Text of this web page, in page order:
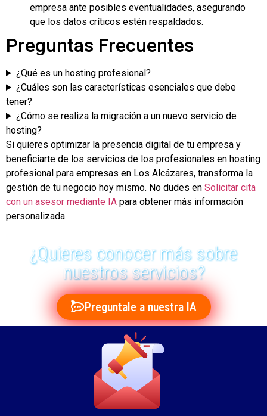
empresa ante posibles eventualidades, asegurando
que los datos críticos estén respaldados.
Preguntas Frecuentes
¿Qué es un hosting profesional?
¿Cuáles son las características esenciales que debe
tener?
¿Cómo se realiza la migración a un nuevo servicio de
hosting?
Si quieres optimizar la presencia digital de tu empresa y
beneficiarte de los servicios de los profesionales en hosting
profesional para empresas en Los Alcázares, transforma la
gestión de tu negocio hoy mismo. No dudes en Solicitar cita
con un asesor mediante IA para obtener más información
personalizada.
¿Quieres conocer más sobre
nuestros servicios?
Preguntale a nuestra IA